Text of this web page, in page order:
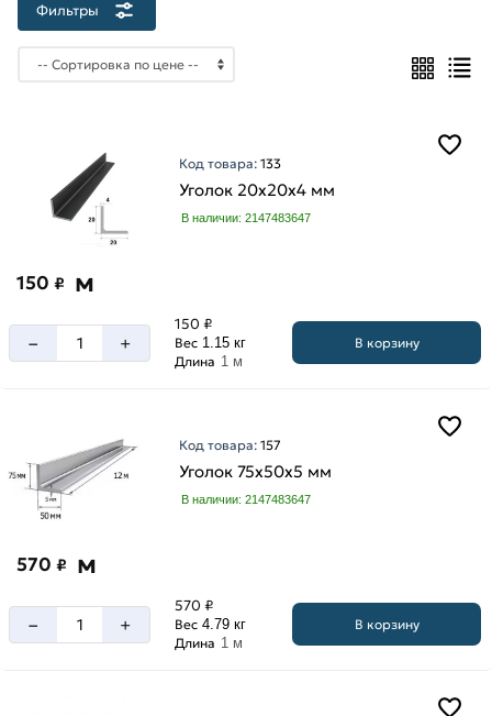
Фильтры
Форма
уголка
м
6
Ширина
100
125
Код товара:133
Уголок 20х20х4 мм
В наличии: 2147483647
150 ₽ м
– +
150 ₽
Вес 1.15 кг
Длина 1 м
В корзину
Код товара:157
Уголок 75х50х5 мм
В наличии: 2147483647
570 ₽ м
– +
570 ₽
Вес 4.79 кг
Длина 1 м
В корзину